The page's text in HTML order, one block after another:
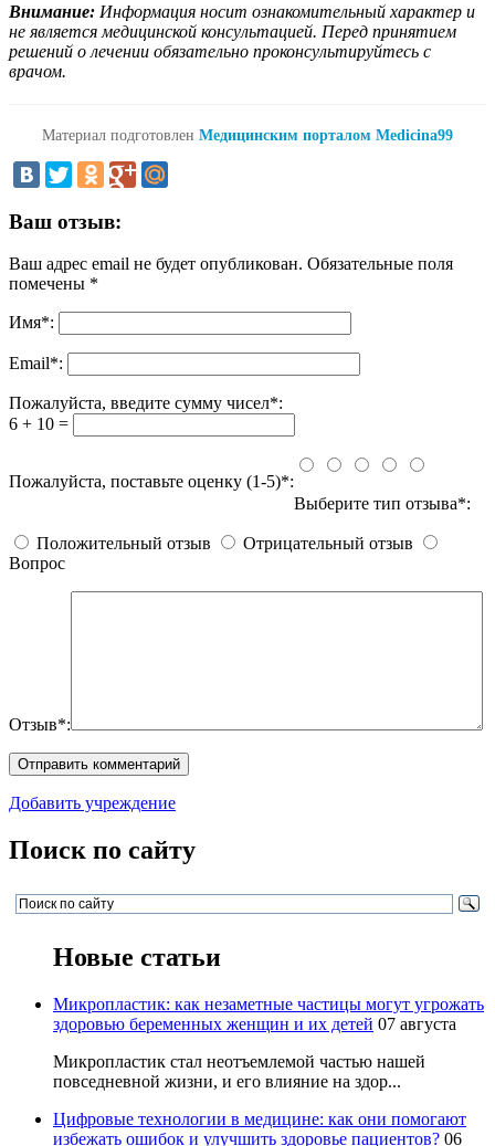
Внимание: Информация носит ознакомительный характер и
не является медицинской консультацией. Перед принятием
решений о лечении обязательно проконсультируйтесь с
врачом.
Материал подготовлен Медицинским порталом Medicina99
Ваш отзыв:
Ваш адрес email не будет опубликован. Обязательные поля
помечены *
Имя*:
Email*:
Пожалуйста, введите сумму чисел*:
6 + 10 =
Пожалуйста, поставьте оценку (1-5)*:
Выберите тип отзыва*:
Положительный отзыв
Отрицательный отзыв
Вопрос
Отзыв*:
Добавить учреждение
Поиск по сайту
Новые статьи
Микропластик: как незаметные частицы могут угрожать
здоровью беременных женщин и их детей 07 августа
Микропластик стал неотъемлемой частью нашей
повседневной жизни, и его влияние на здор...
Цифровые технологии в медицине: как они помогают
избежать ошибок и улучшить здоровье пациентов? 06